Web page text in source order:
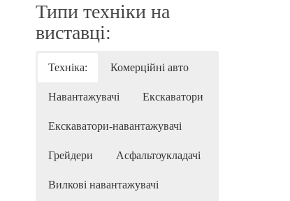
Типи техніки на
виставці:
Техніка: Комерційні авто
Навантажувачі Екскаватори
Екскаватори-навантажувачі
Грейдери Асфальтоукладачі
Вилкові навантажувачі